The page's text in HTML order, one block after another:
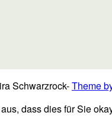
Schwarzrock-Theme
dass dies für Sie